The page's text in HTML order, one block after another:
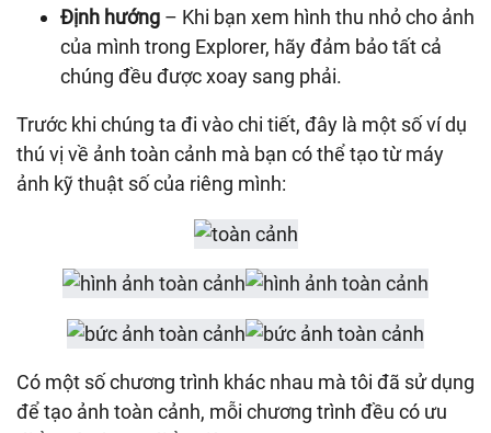
Định hướng – Khi bạn xem hình thu nhỏ cho ảnh
của mình trong Explorer, hãy đảm bảo tất cả
chúng đều được xoay sang phải.
Trước khi chúng ta đi vào chi tiết, đây là một số ví dụ
thú vị về ảnh toàn cảnh mà bạn có thể tạo từ máy
ảnh kỹ thuật số của riêng mình:
Có một số chương trình khác nhau mà tôi đã sử dụng
để tạo ảnh toàn cảnh, mỗi chương trình đều có ưu